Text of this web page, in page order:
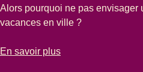
Alors pourquoi ne pas envisager
vacances en ville ?
En savoir plus
-Escapade à Marseille